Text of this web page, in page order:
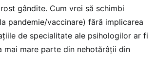
gândite. Cum vrei să schimbi
pandemie/vaccinare) fără implicarea
de specialitate ale psihologilor ar fi
mare parte din nehotărâții din